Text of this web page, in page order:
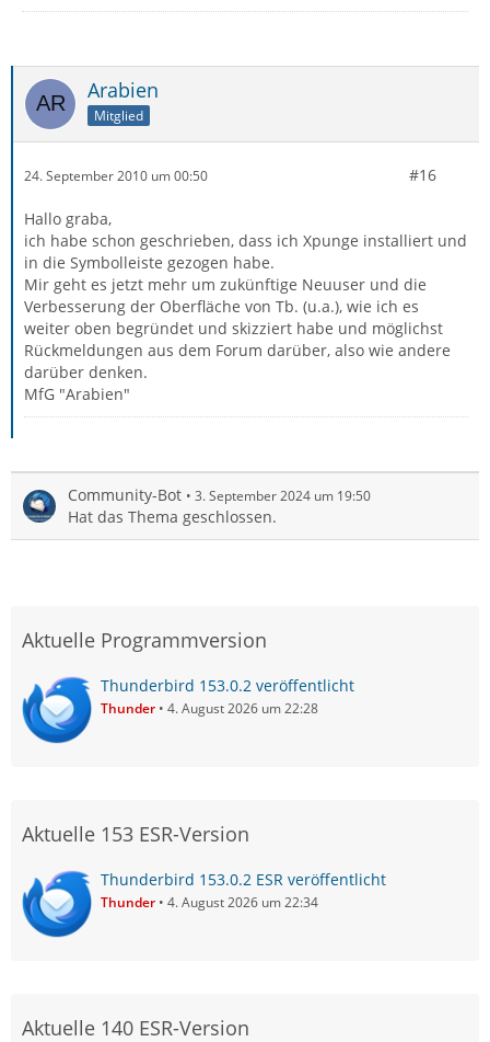
Arabien
Mitglied
24. September 2010 um 00:50 #16
Hallo graba,
ich habe schon geschrieben, dass ich Xpunge installiert und
in die Symbolleiste gezogen habe.
Mir geht es jetzt mehr um zukünftige Neuuser und die
Verbesserung der Oberfläche von Tb. (u.a.), wie ich es
weiter oben begründet und skizziert habe und möglichst
Rückmeldungen aus dem Forum darüber, also wie andere
darüber denken.
MfG "Arabien"
Community-Bot 3. September 2024 um 19:50
Hat das Thema geschlossen.
Aktuelle Programmversion
Thunderbird 153.0.2 veröffentlicht
Thunder 4. August 2026 um 22:28
Aktuelle 153 ESR-Version
Thunderbird 153.0.2 ESR veröffentlicht
Thunder 4. August 2026 um 22:34
Aktuelle 140 ESR-Version